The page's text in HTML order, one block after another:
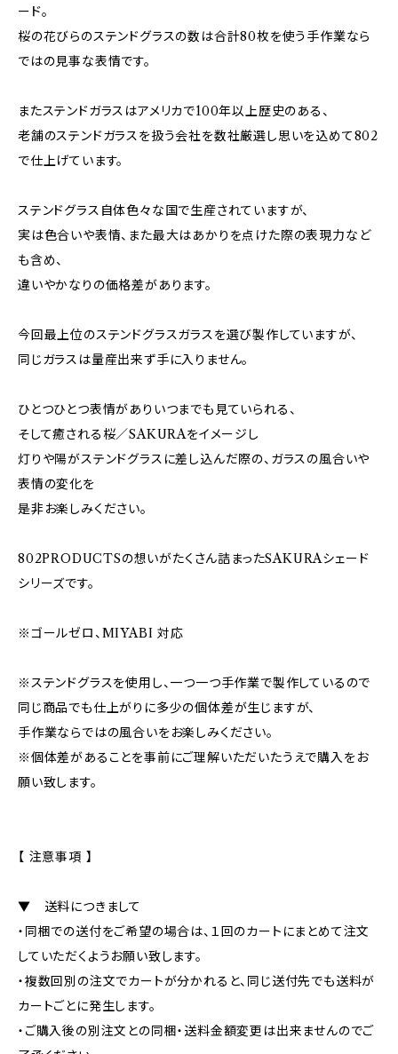
ード。
桜の花びらのステンドグラスの数は合計80枚を使う手作業なら
ではの見事な表情です。
またステンドガラスはアメリカで100年以上歴史のある、
老舗のステンドガラスを扱う会社を数社厳選し思いを込めて802
で仕上げています。
ステンドグラス自体色々な国で生産されていますが、
実は色合いや表情、また最大はあかりを点けた際の表現力など
も含め、
違いやかなりの価格差があります。
今回最上位のステンドグラスガラスを選び製作していますが、
同じガラスは量産出来ず手に入りません。
ひとつひとつ表情がありいつまでも見ていられる、
そして癒される桜／SAKURAをイメージし
灯りや陽がステンドグラスに差し込んだ際の、ガラスの風合いや
表情の変化を
是非お楽しみください。
802PRODUCTSの想いがたくさん詰まったSAKURAシェード
シリーズです。
※ゴールゼロ、MIYABI 対応
※ステンドグラスを使用し、一つ一つ手作業で製作しているので
同じ商品でも仕上がりに多少の個体差が生じますが、
手作業ならではの風合いをお楽しみください。
※個体差があることを事前にご理解いただいたうえで購入をお
願い致します。
【 注意事項 】
▼ 送料につきまして
・同梱での送付をご希望の場合は、１回のカートにまとめて注文
していただくようお願い致します。
・複数回別の注文でカートが分かれると、同じ送付先でも送料が
カートごとに発生します。
・ご購入後の別注文との同梱・送料金額変更は出来ませんのでご